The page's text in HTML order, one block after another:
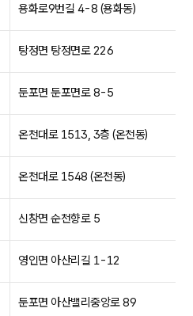
용화로9번길 4-8 (용화동)
탕정면 탕정면로 226
둔포면 둔포면로 8-5
온천대로 1513, 3층 (온천동)
온천대로 1548 (온천동)
신창면 순천향로 5
영인면 아산리길 1-12
둔포면 아산밸리중앙로 89